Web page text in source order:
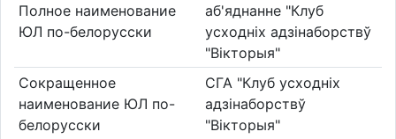
Полное наименование
ЮЛ по-белорусски
аб'яднанне "Клуб
усходніх адзінаборствў
"Вікторыя"
Сокращенное
наименование ЮЛ по-
белорусски
СГА "Клуб усходніх
адзінаборствў
"Вікторыя"